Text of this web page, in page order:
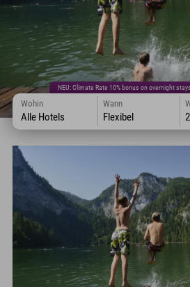
NEU: Climate Rate 10% bonus on overnight
Wohin
Alle Hotels
Wann
Flexibel